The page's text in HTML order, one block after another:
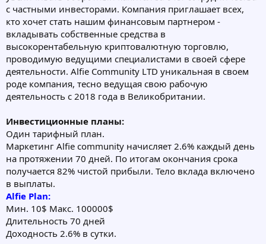
с частными инвесторами. Компания приглашает всех,
кто хочет стать нашим финансовым партнером -
вкладывать собственные средства в
высокорентабельную криптовалютную торговлю,
проводимую ведущими специалистами в своей сфере
деятельности. Alfie Community LTD уникальная в своем
роде компания, тесно ведущая свою рабочую
деятельность с 2018 года в Великобритании.
Инвестиционные планы:
Один тарифный план.
Маркетинг Alfie community начисляет 2.6% каждый день
на протяжении 70 дней. По итогам окончания срока
получается 82% чистой прибыли. Тело вклада включено
в выплаты.
Alfie Plan:
Мин. 10$ Макс. 100000$
Длительность 70 дней
Доходность 2.6% в сутки.